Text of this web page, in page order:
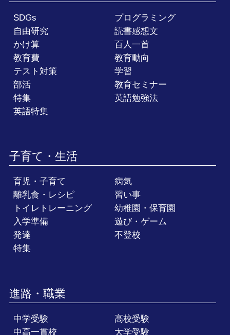
SDGs
プログラミング
自由研究
読書感想文
かけ算
百人一首
教育費
教育動向
テスト対策
学習
部活
教育セミナー
特集
英語勉強法
英語特集
子育て・生活
育児・子育て
病気
離乳食・レシピ
習い事
トイレトレーニング
幼稚園・保育園
入学準備
遊び・ゲーム
発達
不登校
特集
進路・職業
中学受験
高校受験
中高一貫校
大学受験